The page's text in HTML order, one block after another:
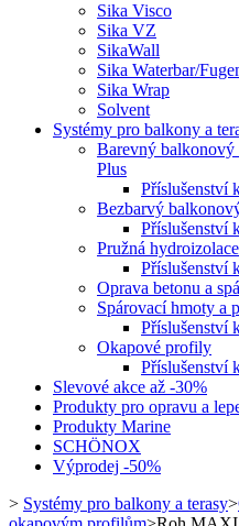
Sika Visco
Sika VZ
SikaWall
Sika Waterbar/
Sika Wrap
Solvent
Systémy pro balkony a
Barevný
Plus
Příslušenství
Bezbarvý
Příslušenství
Pružná
Příslušenství
Oprava betonu a
Spárovací hmoty a
Příslušenství
Okapové profily
Příslušenství
Slevové akce až -30%
Produkty pro opravu a
Produkty Marine
SCHÖNOX
Výprodej -50%
> Systémy pro balkony a terasy>